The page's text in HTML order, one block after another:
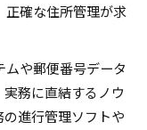
確な住所管理が求
や郵便番号データ
務に直結するノウ
進行管理ソフトや